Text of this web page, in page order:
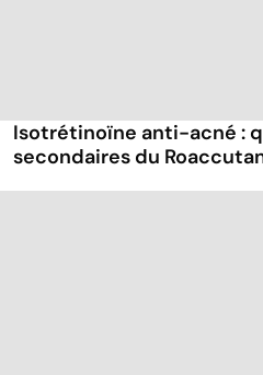
Isotrétinoïne anti-acné :
secondaires du